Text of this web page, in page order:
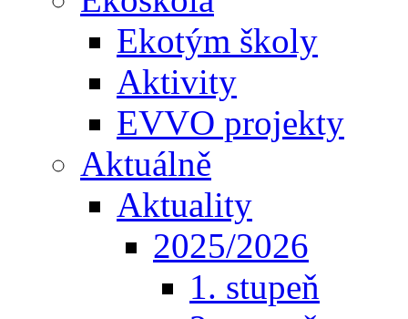
Ekotým školy
Aktivity
EVVO projekty
Aktuálně
Aktuality
2025/2026
1. stupeň